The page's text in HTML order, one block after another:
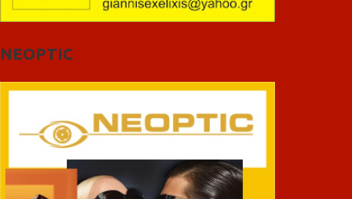
NEOPTIC